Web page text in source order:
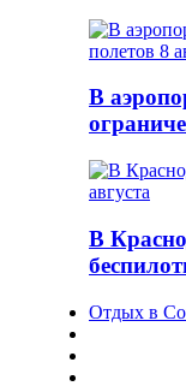
В
В
Отдых в